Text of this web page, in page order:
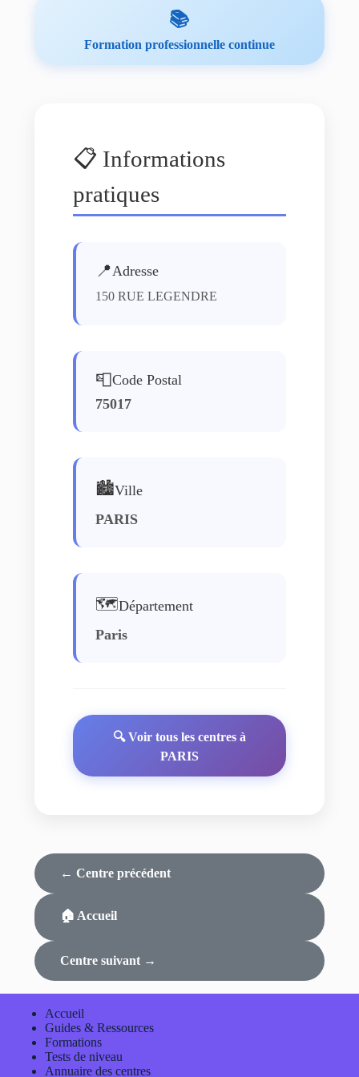
📚
Formation professionnelle continue
📋 Informations
pratiques
📍Adresse
150 RUE LEGENDRE
📮Code Postal
75017
🏙️Ville
PARIS
🗺️Département
Paris
🔍 Voir tous les centres à
PARIS
← Centre précédent
🏠 Accueil
Centre suivant →
Accueil
Guides & Ressources
Formations
Tests de niveau
Annuaire des centres